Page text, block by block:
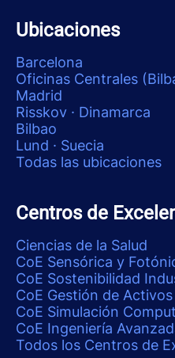
Ubicaciones
Barcelona
Oficinas Centrales
Madrid
Risskov · Dinamarca
Bilbao
Lund · Suecia
Todas las ubicaciones
Centros de
Ciencias de la Salud
CoE Sensórica y
CoE Sostenibilidad
CoE Gestión de
CoE Simulación
CoE Ingeniería
Todos los Centros de